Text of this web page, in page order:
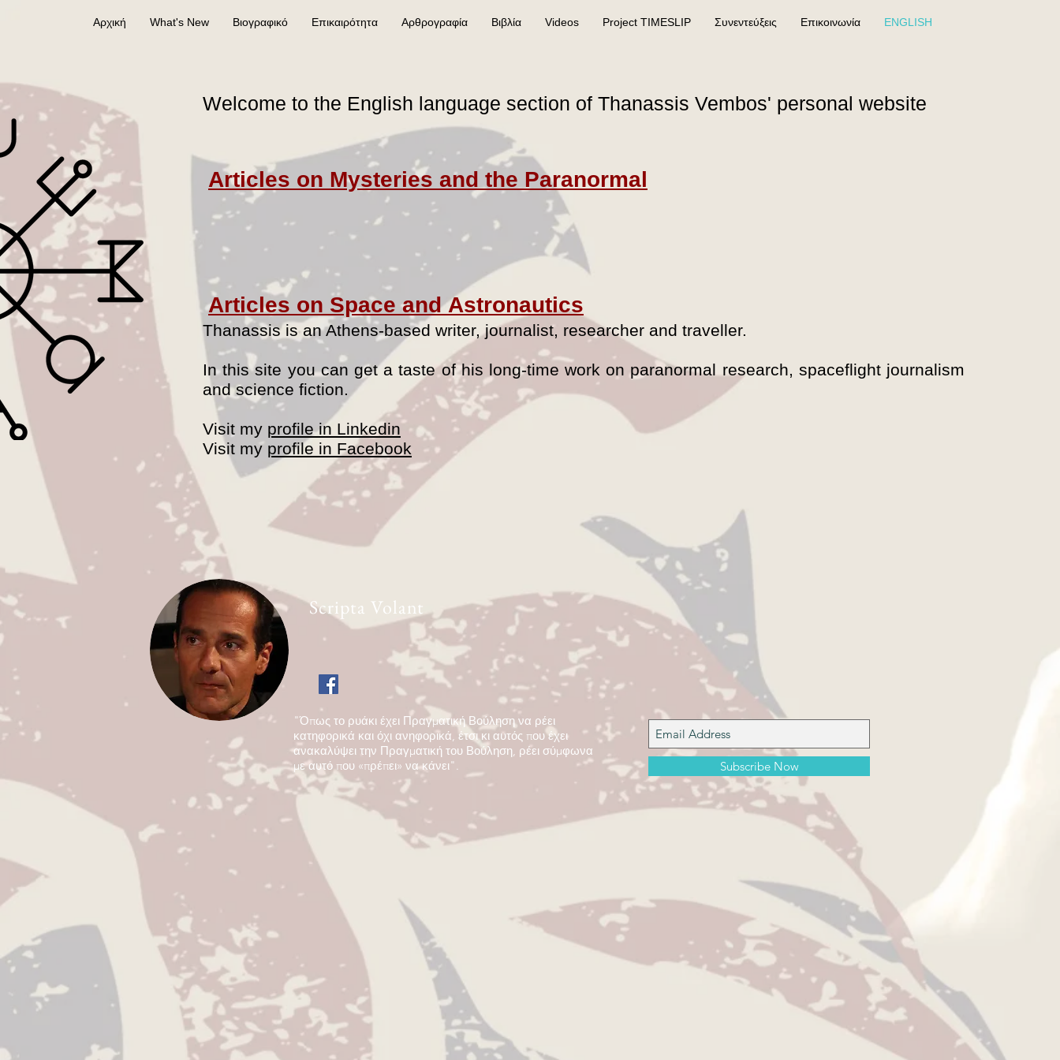
Αρχική What's New Βιογραφικό Επικαιρότητα Αρθρογραφία Βιβλία Videos Project TIMESLIP Συνεντεύξεις Επικοινωνία ENGLISH
Welcome to the English language section of Thanassis Vembos' personal website
Thanassis is an Athens-based writer, journalist, researcher and traveller.
In this site you can get a taste of his long-time work on paranormal research, spaceflight journalism
and science fiction.
Visit my profile in Linkedin
Visit my profile in Facebook
Articles on Mysteries and the Paranormal
Articles on Space and Astronautics
Scripta Volant
"Όπως το ρυάκι έχει Πραγματική Βούληση να ρέει
κατηφορικά και όχι ανηφορικά, έτσι κι αυτός που έχει
ανακαλύψει την Πραγματική του Βούληση, ρέει σύμφωνα
με αυτό που «πρέπει» να κάνει".
Subscribe Now